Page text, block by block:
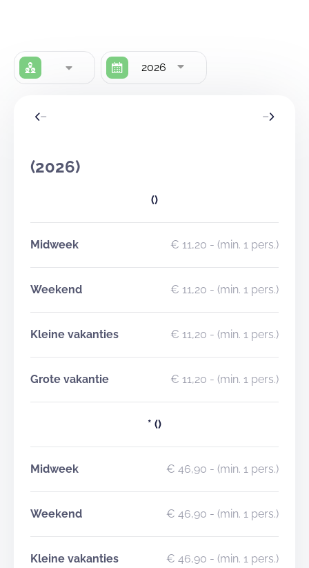
2026
(2026)
()
Midweek € 11,20 - (min. 1 pers.)
Weekend € 11,20 - (min. 1 pers.)
Kleine vakanties € 11,20 - (min. 1 pers.)
Grote vakantie € 11,20 - (min. 1 pers.)
* ()
Midweek € 46,90 - (min. 1 pers.)
Weekend € 46,90 - (min. 1 pers.)
Kleine vakanties € 46,90 - (min. 1 pers.)